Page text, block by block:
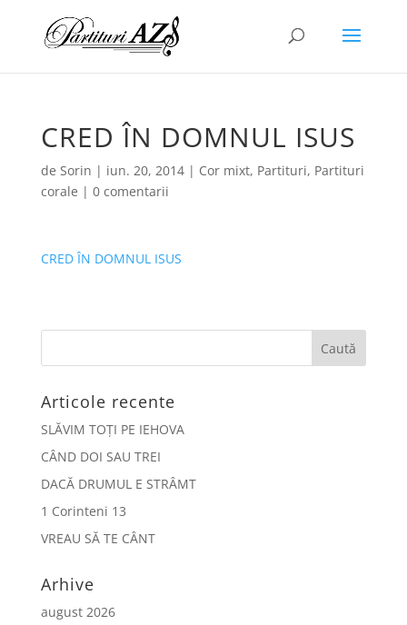
CRED ÎN DOMNUL ISUS
de Sorin | iun. 20, 2014| Cor mixt, Partituri, Partituri
corale | 0 comentarii
CRED ÎN DOMNUL ISUS
Articole recente
SLĂVIM TOȚI PE IEHOVA
CÂND DOI SAU TREI
DACĂ DRUMUL E STRÂMT
1 Corinteni 13
VREAU SĂ TE CÂNT
Arhive
august 2026